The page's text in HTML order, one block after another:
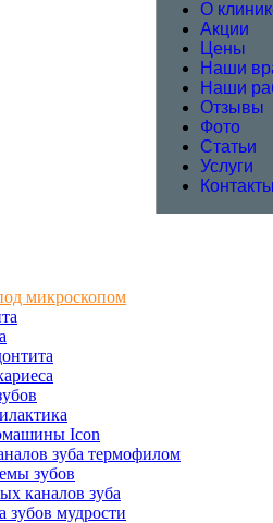
О
Акции
Цены
Наши
Наши
Отзывы
Фото
Статьи
Услуги
Контакты
микроскопом
Icon
зуба термофилом
зубов
каналов зуба
зубов мудрости